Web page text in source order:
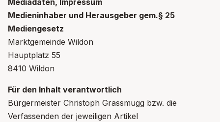
Mediadaten, Impressum
Medieninhaber und Herausgeber gem.§ 25
Mediengesetz
Marktgemeinde Wildon
Hauptplatz 55
8410 Wildon
Für den Inhalt verantwortlich
Bürgermeister Christoph Grassmugg bzw. die
Verfassenden der jeweiligen Artikel